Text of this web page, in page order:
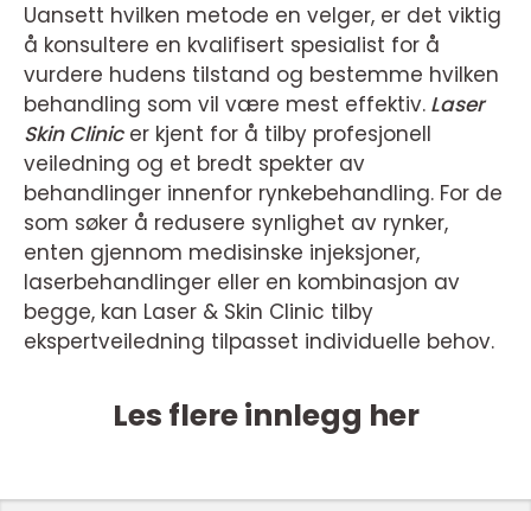
Uansett hvilken metode en velger, er det viktig
å konsultere en kvalifisert spesialist for å
vurdere hudens tilstand og bestemme hvilken
behandling som vil være mest effektiv. Laser
Skin Clinicer kjent for å tilby profesjonell
veiledning og et bredt spekter av
behandlinger innenfor rynkebehandling. For de
som søker å redusere synlighet av rynker,
enten gjennom medisinske injeksjoner,
laserbehandlinger eller en kombinasjon av
begge, kan Laser & Skin Clinic tilby
ekspertveiledning tilpasset individuelle behov.
Les flere innlegg her